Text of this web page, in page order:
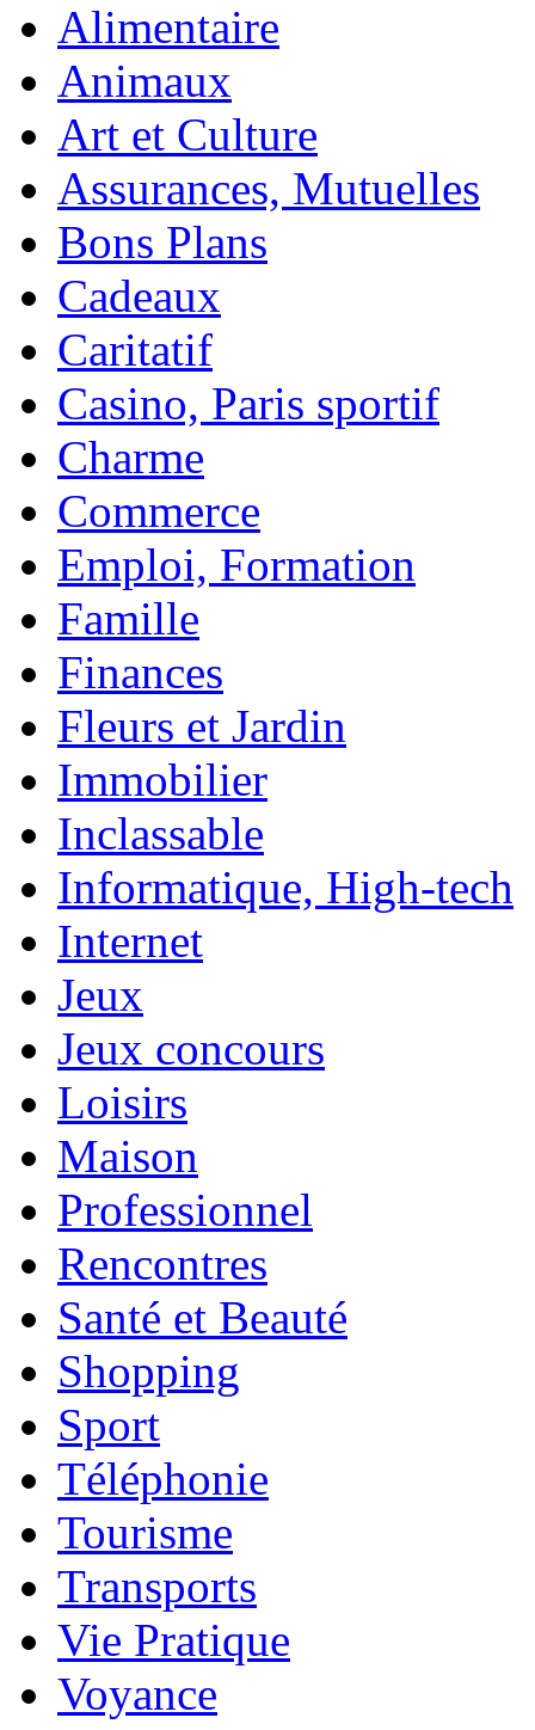
Alimentaire
Animaux
Art et Culture
Assurances, Mutuelles
Bons Plans
Cadeaux
Caritatif
Casino, Paris sportif
Charme
Commerce
Emploi, Formation
Famille
Finances
Fleurs et Jardin
Immobilier
Inclassable
Informatique, High-tech
Internet
Jeux
Jeux concours
Loisirs
Maison
Professionnel
Rencontres
Santé et Beauté
Shopping
Sport
Téléphonie
Tourisme
Transports
Vie Pratique
Voyance